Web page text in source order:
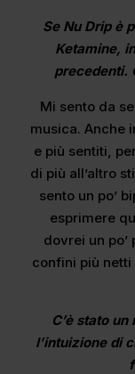
Se Nu Drip è
Ketamine,
precedenti.
Mi sento da
musica. Anche
e più sentiti,
di più all’altro
sento un po’
esprimere
dovrei un
confini più
C’è stato
l’intuizione di